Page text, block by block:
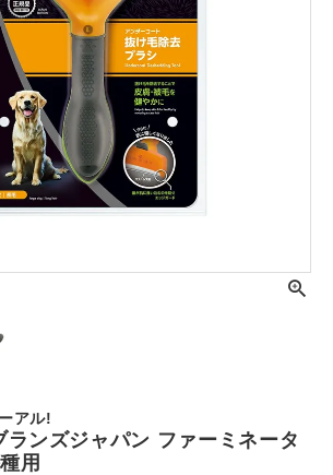
アル!
ランズジャパン ファーミネータ
用